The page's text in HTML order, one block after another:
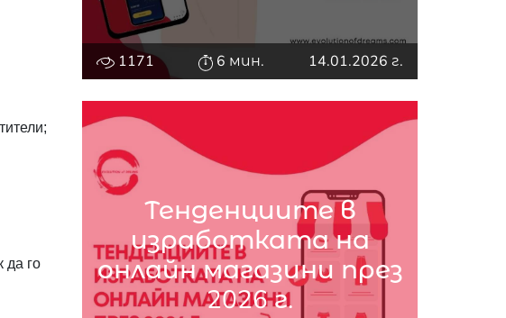
да го
1171 6 мин. 14.01.2026 г.
Тенденциите в
изработката на
онлайн магазини през
2026 г.